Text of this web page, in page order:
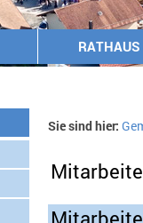
Sie sind hier: